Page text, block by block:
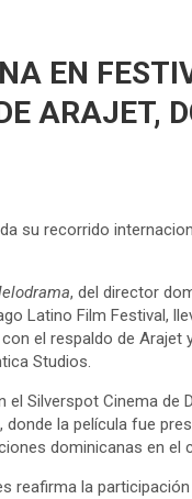
EN
ARAJET,
su recorrido
, del director
Latino Film Festival,
el respaldo de Arajet
Studios.
Silverspot Cinema de
donde la película fue
dominicanas en el
reafirma la